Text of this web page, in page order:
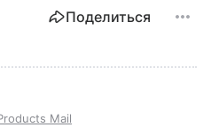
Поделиться
Mail